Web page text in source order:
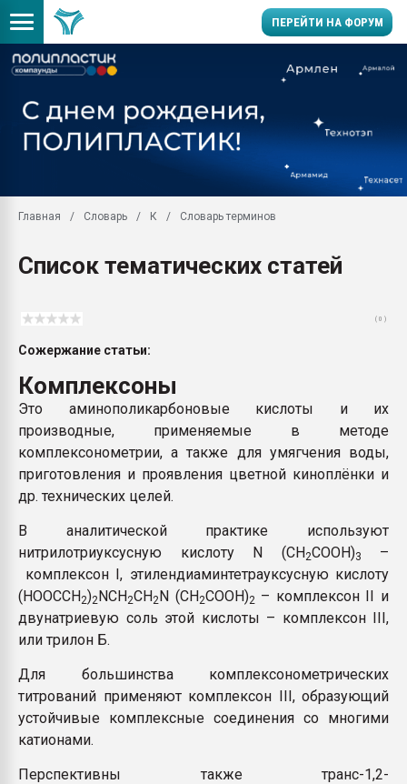
ПЕРЕЙТИ НА ФОРУМ
Вакуум-формовочные
28.07.2026
28.07.2026
ситуацией на
поликарбоната и АБС-
ПЕРЕЙТИ НА
Главная Словарь К Словарь терминов
Список тематических статей
( 0 )
Сожержание статьи:
Комплексоны
Это аминополикарбоновые кислоты и их
производные, применяемые в методе
комплексонометрии, а также для умягчения воды,
приготовления и проявления цветной киноплёнки и
др. технических целей.
В аналитической практике используют
нитрилотриуксусную кислоту N (CH2COOH)3
–
комплексон I, этилендиаминтетрауксусную кислоту
(HOOCCH2)2NCH2CH2N (CH2COOH)2 – комплексон II и
двунатриевую соль этой кислоты – комплексон III,
или трилон Б.
Для большинства комплексонометрических
титрований применяют комплексон III, образующий
устойчивые комплексные соединения со многими
катионами.
Перспективны также транс-1,2-